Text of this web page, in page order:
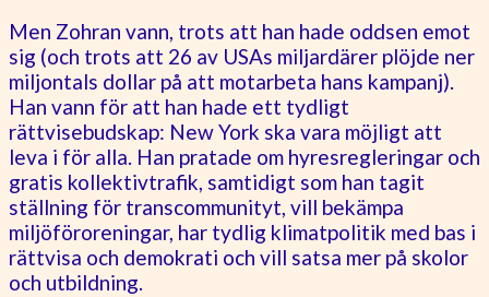
Men Zohran vann, trots att han hade oddsen emot
sig (och trots att 26 av USAs miljardärer plöjde ner
miljontals dollar på att motarbeta hans kampanj).
Han vann för att han hade ett tydligt
rättvisebudskap: New York ska vara möjligt att
leva i för alla. Han pratade om hyresregleringar och
gratis kollektivtrafik, samtidigt som han tagit
ställning för transcommunityt, vill bekämpa
miljöföroreningar, har tydlig klimatpolitik med bas i
rättvisa och demokrati och vill satsa mer på skolor
och utbildning.